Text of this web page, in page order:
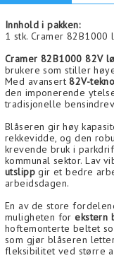
Innhold i pakken:
1 stk. Cramer 82B1000
Cramer 82B1000 82V
brukere som stiller
Med avansert82V-
den imponerende
tradisjonelle
Blåseren gir høy
rekkevidde, og den
krevende bruk i
kommunal sektor. Lav
utslippgir et bedre
arbeidsdagen.
En av de store
muligheten forekstern
hoftemonterte beltet
som gjør blåseren
fleksibilitet ved større